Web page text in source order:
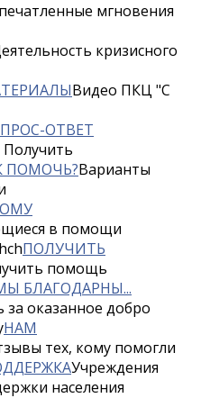
мгновения
кризисного
Видео ПКЦ "С
ОТВЕТ
ПОМОЧЬ?Варианты
в помощи
ПОЛУЧИТЬ
помощь
БЛАГОДАРНЫ...
за оказанное добро
НАМ
тех, кому помогли
Учреждения
населения